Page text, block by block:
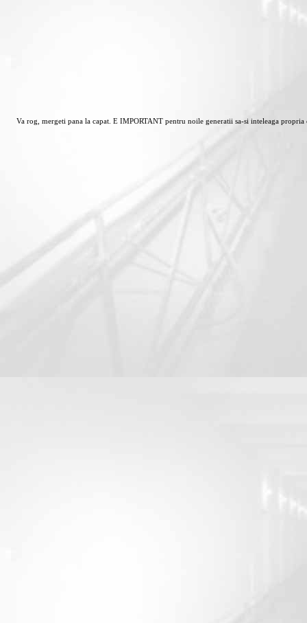
Va rog, mergeti pana la capat. E IMPORTANT pentru noile generatii sa-si inteleaga propria